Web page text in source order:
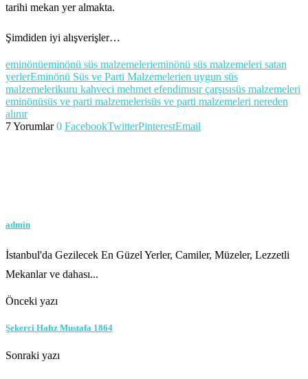
tarihi mekan yer almakta.
Şimdiden iyi alışverişler…
eminönüeminönü süs malzemelerieminönü süs malzemeleri satan
yerlerEminönü Süs ve Parti Malzemelerien uygun süs
malzemelerikuru kahveci mehmet efendimısır çarşısısüs malzemeleri
eminönüsüs ve parti malzemelerisüs ve parti malzemeleri nereden
alınır
7 Yorumlar 0 FacebookTwitterPinterestEmail
admin
İstanbul'da Gezilecek En Güzel Yerler, Camiler, Müzeler, Lezzetli
Mekanlar ve dahası...
Önceki yazı
Şekerci Hafız Mustafa 1864
Sonraki yazı